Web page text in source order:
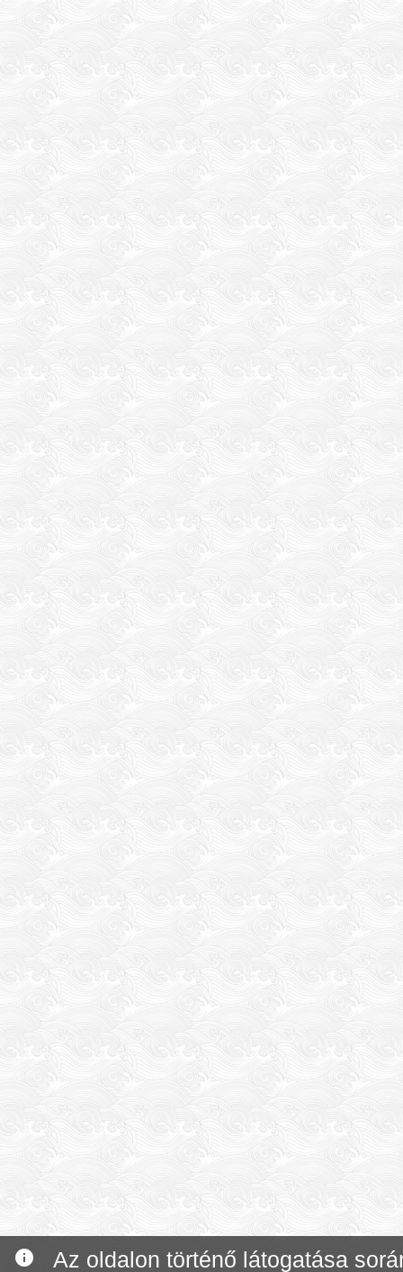
info Az oldalon történő látogatása